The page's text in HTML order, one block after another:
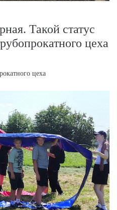
Такой статус
цеха
цеха